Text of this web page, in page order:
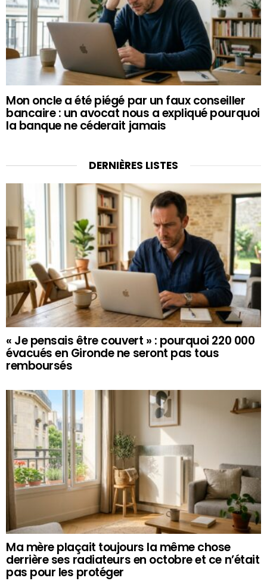
Mon oncle a été piégé par un faux conseiller
bancaire : un avocat nous a expliqué pourquoi
la banque ne céderait jamais
DERNIÈRES LISTES
« Je pensais être couvert » : pourquoi 220 000
évacués en Gironde ne seront pas tous
remboursés
Ma mère plaçait toujours la même chose
derrière ses radiateurs en octobre et ce n’était
pas pour les protéger